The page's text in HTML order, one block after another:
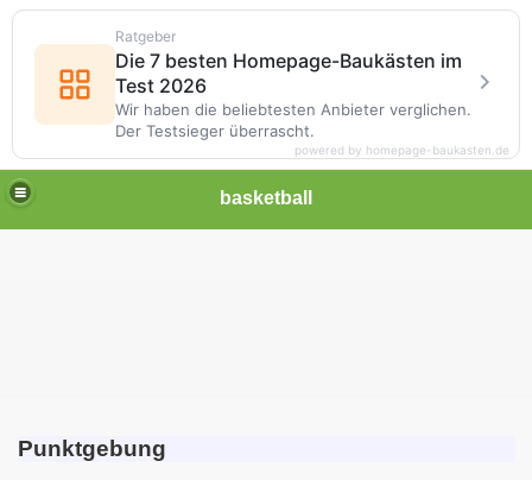
basketball
Punktgebung
Ratgeber
Die 7 besten Homepage-Baukästen im
Test 2026
Wir haben die beliebtesten Anbieter verglichen.
Der Testsieger überrascht.
powered by homepage-baukasten.de